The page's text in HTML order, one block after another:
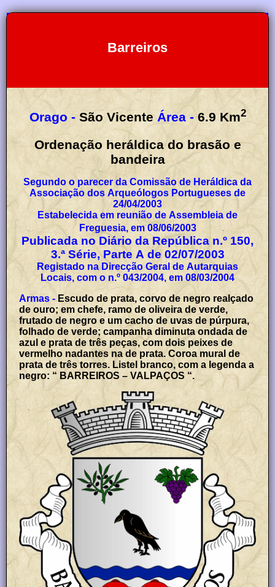
Barreiros
Orago - São Vicente Área - 6.9 Km2
Ordenação heráldica do brasão e
bandeira
Segundo o parecer da Comissão de Heráldica da
Associação dos Arqueólogos Portugueses de
24/04/2003
Estabelecida em reunião de Assembleia de
Freguesia, em 08/06/2003
Publicada no Diário da República n.º 150,
3.ª Série, Parte A de 02/07/2003
Registado na Direcção Geral de Autarquias
Locais, com o n.º 043/2004, em 08/03/2004
Armas - Escudo de prata, corvo de negro realçado
de ouro; em chefe, ramo de oliveira de verde,
frutado de negro e um cacho de uvas de púrpura,
folhado de verde; campanha diminuta ondada de
azul e prata de três peças, com dois peixes de
vermelho nadantes na de prata. Coroa mural de
prata de três torres. Listel branco, com a legenda a
negro: “ BARREIROS – VALPAÇOS “.